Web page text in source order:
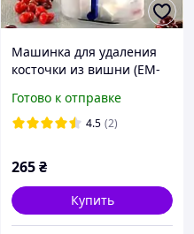
Машинка для удаления
косточки из вишни (EM-
Готово к отправке
4.5 (2)
265₴
Купить